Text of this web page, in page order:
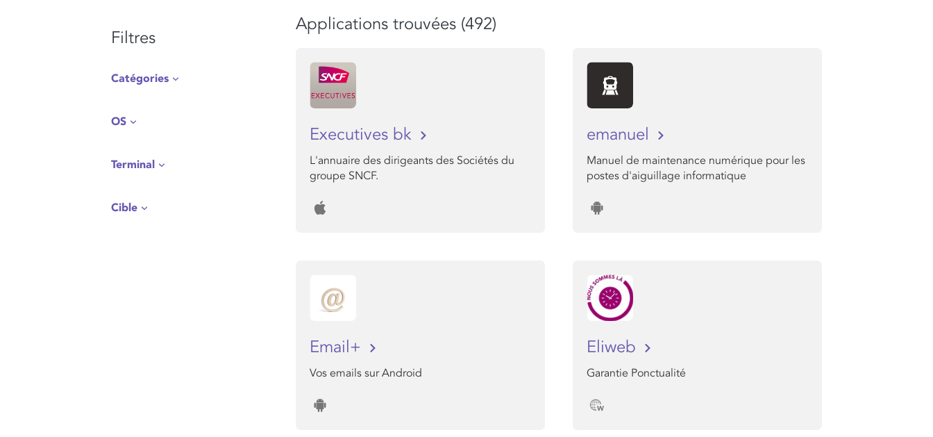
Filtres
Catégories
OS
Terminal
Cible
Applications trouvées (492)
Executives bk
L'annuaire des dirigeants des Sociétés du
groupe SNCF.
emanuel
Manuel de maintenance numérique pour les
postes d'aiguillage informatique
Email+
Vos emails sur Android
Eliweb
Garantie Ponctualité